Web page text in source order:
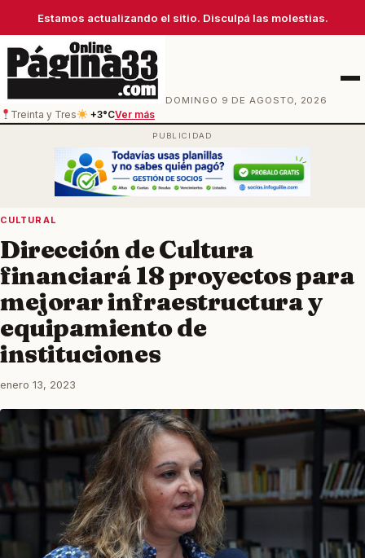
Estamos actualizando el sitio. Disculpá las molestias.
DOMINGO 9 DE AGOSTO, 2026
Treinta y Tres
+3°CVer más
Menú
CULTURAL
Dirección de Cultura
financiará 18 proyectos para
mejorar infraestructura y
equipamiento de
instituciones
enero 13, 2023